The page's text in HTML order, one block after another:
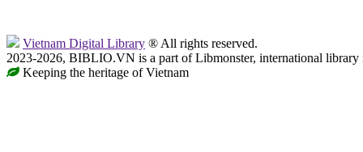
Vietnam Digital Library ® All rights reserved.
2023-2026, BIBLIO.VN is a part of Libmonster, international library
Keeping the heritage of Vietnam